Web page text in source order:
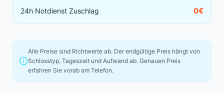
24h Notdienst Zuschlag 0€
Alle Preise sind Richtwerte ab. Der endgültige Preis hängt von
Schlosstyp, Tageszeit und Aufwand ab. Genauen Preis
erfahren Sie vorab am Telefon.